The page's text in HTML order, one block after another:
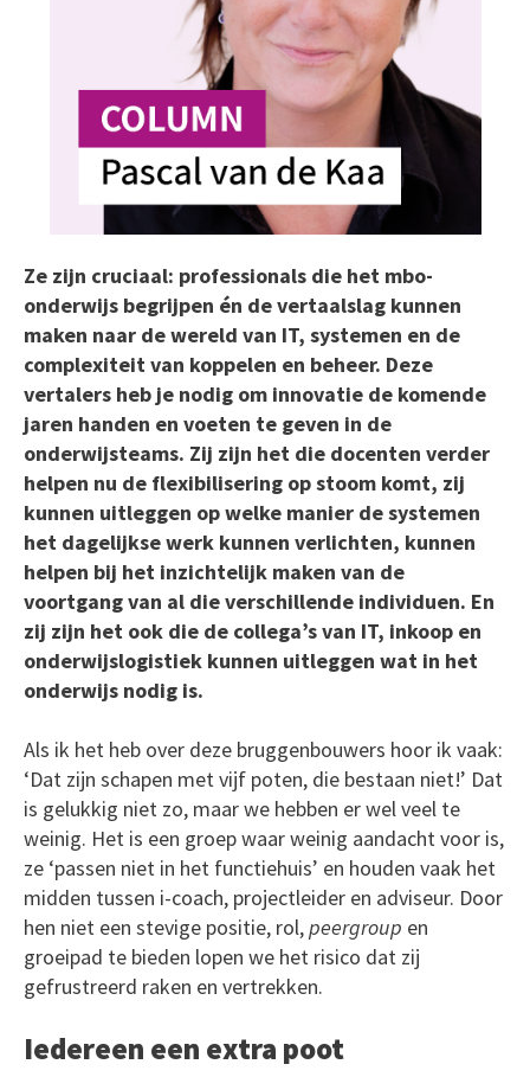
Ze zijn cruciaal: professionals die het mbo-
onderwijs begrijpen én de vertaalslag kunnen
maken naar de wereld van IT, systemen en de
complexiteit van koppelen en beheer. Deze
vertalers heb je nodig om innovatie de komende
jaren handen en voeten te geven in de
onderwijsteams. Zij zijn het die docenten verder
helpen nu de flexibilisering op stoom komt, zij
kunnen uitleggen op welke manier de systemen
het dagelijkse werk kunnen verlichten, kunnen
helpen bij het inzichtelijk maken van de
voortgang van al die verschillende individuen. En
zij zijn het ook die de collega’s van IT, inkoop en
onderwijslogistiek kunnen uitleggen wat in het
onderwijs nodig is.
Als ik het heb over deze bruggenbouwers hoor ik vaak:
‘Dat zijn schapen met vijf poten, die bestaan niet!’ Dat
is gelukkig niet zo, maar we hebben er wel veel te
weinig. Het is een groep waar weinig aandacht voor is,
ze ‘passen niet in het functiehuis’ en houden vaak het
midden tussen i-coach, projectleider en adviseur. Door
hen niet een stevige positie, rol,peergroup en
groeipad te bieden lopen we het risico dat zij
gefrustreerd raken en vertrekken.
Iedereen een extra poot